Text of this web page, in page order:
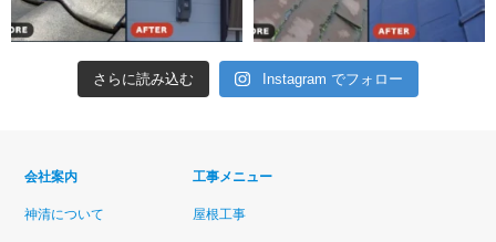
さらに読み込む Instagram でフォロー
会社案内
神清について
工事メニュー
屋根工事